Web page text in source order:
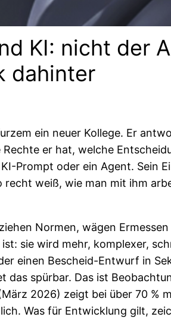
KI: nicht der
dahinter
ein neuer Kollege. Er
er hat, welche
Prompt oder ein Agent. Sein
recht weiß, wie man mit ihm
Normen, wägen
sie wird mehr, komplexer,
einen Bescheid-Entwurf in
das spürbar. Das ist
2026) zeigt bei über 70
Was für Entwicklung gilt,